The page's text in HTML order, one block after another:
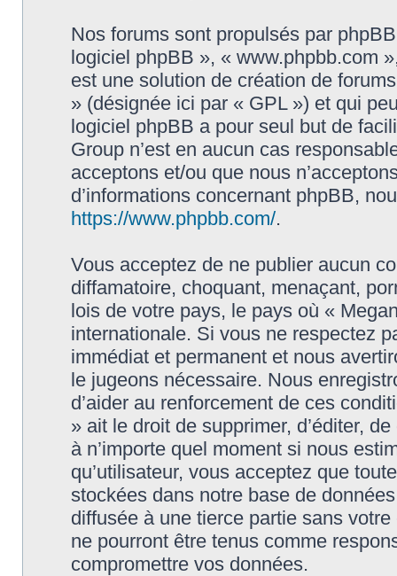
Nos forums sont propulsés par
logiciel phpBB », « www.phpbb.com
est une solution de création de
» (désignée ici par « GPL ») et qui
logiciel phpBB a pour seul but de
Group n’est en aucun cas
acceptons et/ou que nous
d’informations concernant phpBB,
https://www.phpbb.com/.
Vous acceptez de ne publier aucun
diffamatoire, choquant, menaçant,
lois de votre pays, le pays où «
internationale. Si vous ne respectez
immédiat et permanent et nous
le jugeons nécessaire. Nous
d’aider au renforcement de ces
» ait le droit de supprimer, d’éditer,
à n’importe quel moment si nous
qu’utilisateur, vous acceptez que
stockées dans notre base de
diffusée à une tierce partie sans
ne pourront être tenus comme
compromettre vos données.